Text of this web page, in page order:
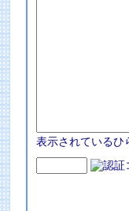
表示されているひ